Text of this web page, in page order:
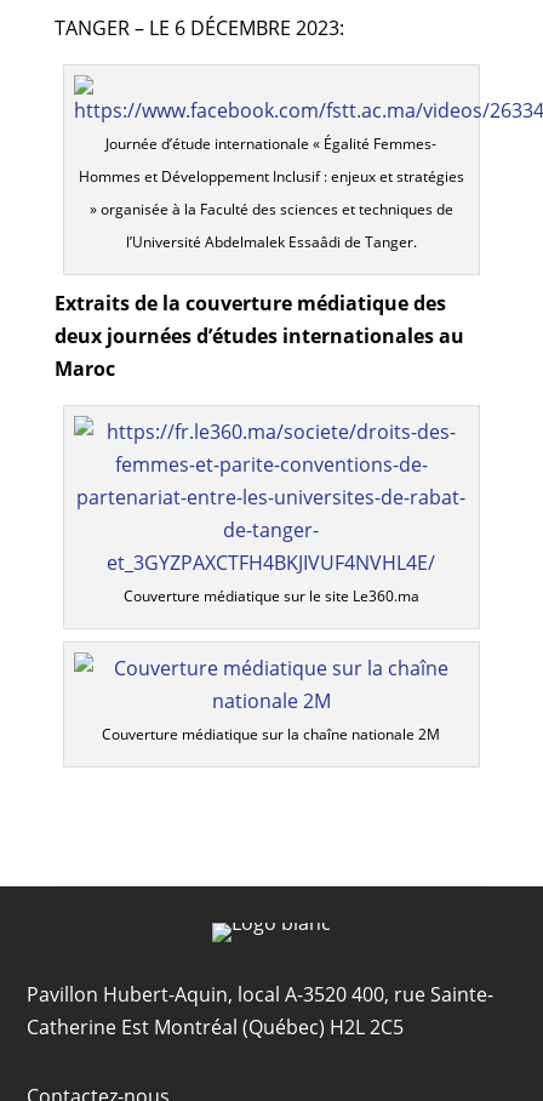
TANGER – LE 6 DÉCEMBRE 2023:
Journée d’étude internationale « Égalité Femmes-
Hommes et Développement Inclusif : enjeux et stratégies
» organisée à la Faculté des sciences et techniques de
l’Université Abdelmalek Essaâdi de Tanger.
Extraits de la couverture médiatique des
deux journées d’études internationales au
Maroc
Couverture médiatique sur le site Le360.ma
Couverture médiatique sur la chaîne nationale 2M
Pavillon Hubert-Aquin, local A-3520 400, rue Sainte-
Catherine Est Montréal (Québec) H2L 2C5